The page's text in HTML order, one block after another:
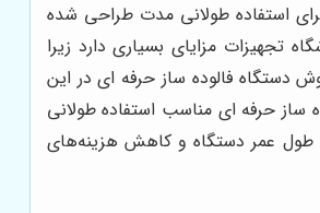
استفاده طولانی مدت طراحی شده
تجهیزات مزایای بسیاری دارد زیرا
دستگاه فالوده ساز حرفه ای در این
ساز حرفه ای مناسب استفاده طولانی
طول عمر دستگاه و کاهش هزینه‌های